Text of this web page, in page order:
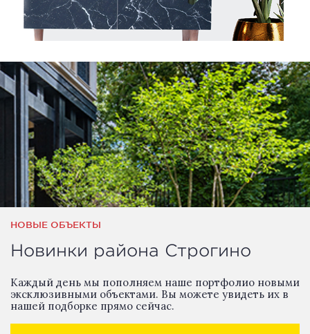
НОВЫЕ ОБЪЕКТЫ
Новинки района Строгино
Каждый день мы пополняем наше портфолио новыми
эксклюзивными объектами. Вы можете увидеть их в
нашей подборке прямо сейчас.